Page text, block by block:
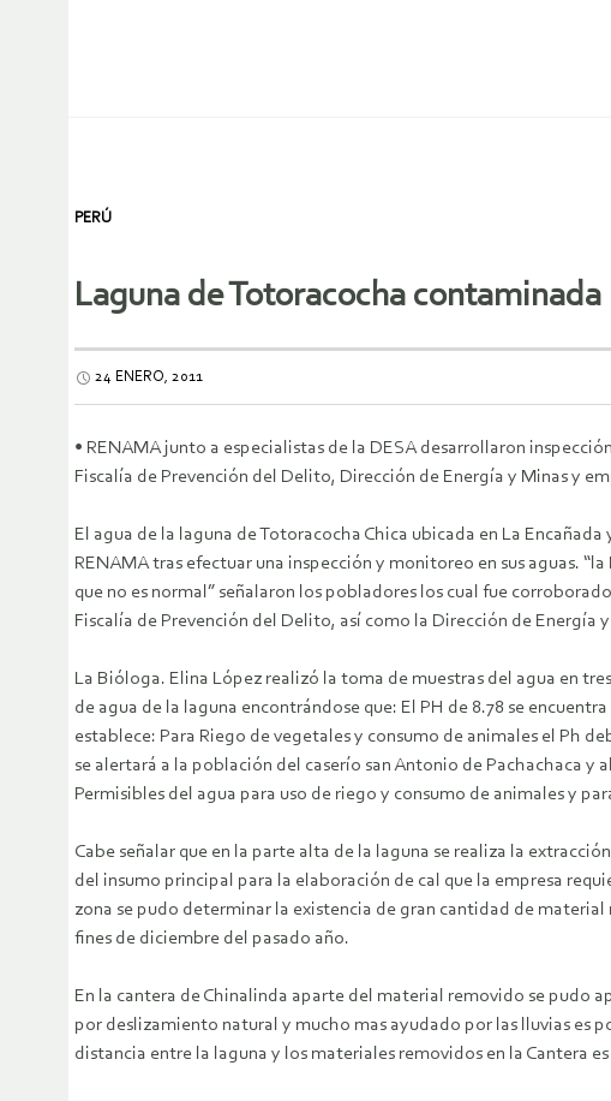
PERÚ
Laguna de Totoracocha contaminada
24 ENERO, 2011
• RENAMA junto a especialistas de la DESA desarrollaron
Fiscalía de Prevención del Delito, Dirección de Energía y Minas y
El agua de la laguna de Totoracocha Chica ubicada en La
RENAMA tras efectuar una inspección y monitoreo en sus aguas.
que no es normal” señalaron los pobladores los cual fue
Fiscalía de Prevención del Delito, así como la Dirección de Energía
La Bióloga. Elina López realizó la toma de muestras del agua en
de agua de la laguna encontrándose que: El PH de 8.78 se
establece: Para Riego de vegetales y consumo de animales el Ph
se alertará a la población del caserío san Antonio de Pachachaca y
Permisibles del agua para uso de riego y consumo de animales y
Cabe señalar que en la parte alta de la laguna se realiza la
del insumo principal para la elaboración de cal que la empresa
zona se pudo determinar la existencia de gran cantidad de
fines de diciembre del pasado año.
En la cantera de Chinalinda aparte del material removido se pudo
por deslizamiento natural y mucho mas ayudado por las lluvias es
distancia entre la laguna y los materiales removidos en la Cantera